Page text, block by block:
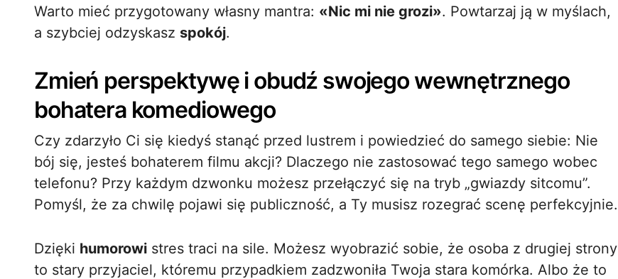
Warto mieć przygotowany własny mantra: «Nic mi nie grozi». Powtarzaj ją w myślach,
a szybciej odzyskasz spokój.
Zmień perspektywę i obudź swojego wewnętrznego
bohatera komediowego
Czy zdarzyło Ci się kiedyś stanąć przed lustrem i powiedzieć do samego siebie: Nie
bój się, jesteś bohaterem filmu akcji? Dlaczego nie zastosować tego samego wobec
telefonu? Przy każdym dzwonku możesz przełączyć się na tryb „gwiazdy sitcomu”.
Pomyśl, że za chwilę pojawi się publiczność, a Ty musisz rozegrać scenę perfekcyjnie.
Dzięki humorowi stres traci na sile. Możesz wyobrazić sobie, że osoba z drugiej strony
to stary przyjaciel, któremu przypadkiem zadzwoniła Twoja stara komórka. Albo że to